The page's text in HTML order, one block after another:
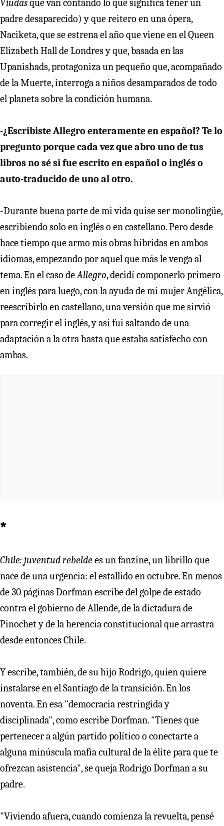
Viudasque van contando lo que significa tener un
padre desaparecido) y que reitero en una ópera,
Naciketa, que se estrena el año que viene en el Queen
Elizabeth Hall de Londres y que, basada en las
Upanishads, protagoniza un pequeño que, acompañado
de la Muerte, interroga a niños desamparados de todo
el planeta sobre la condición humana.
-¿Escribiste Allegro enteramente en español? Te lo
pregunto porque cada vez que abro uno de tus
libros no sé si fue escrito en español o inglés o
auto-traducido de uno al otro.
-Durante buena parte de mi vida quise ser monolingüe,
escribiendo solo en inglés o en castellano. Pero desde
hace tiempo que armo mis obras híbridas en ambos
idiomas, empezando por aquel que más le venga al
tema. En el caso deAllegro, decidí componerlo primero
en inglés para luego, con la ayuda de mi mujer Angélica,
reescribirlo en castellano, una versión que me sirvió
para corregir el inglés, y así fui saltando de una
adaptación a la otra hasta que estaba satisfecho con
ambas.
*
Chile: juventud rebeldees un fanzine, un librillo que
nace de una urgencia: el estallido en octubre. En menos
de 30 páginas Dorfman escribe del golpe de estado
contra el gobierno de Allende, de la dictadura de
Pinochet y de la herencia constitucional que arrastra
desde entonces Chile.
Y escribe, también, de su hijo Rodrigo, quien quiere
instalarse en el Santiago de la transición. En los
noventa. En esa "democracia restringida y
disciplinada", como escribe Dorfman. "Tienes que
pertenecer a algún partido político o conectarte a
alguna minúscula mafia cultural de la élite para que te
ofrezcan asistencia", se queja Rodrigo Dorfman a su
padre.
"Viviendo afuera, cuando comienza la revuelta, pensé